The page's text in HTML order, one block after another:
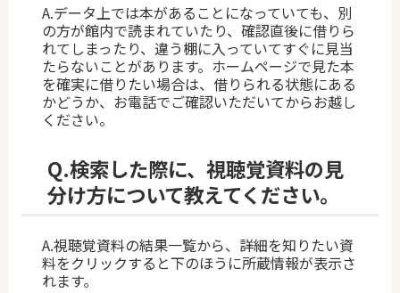
A.データ上では本があることになっていても、別
の方が館内で読まれていたり、確認直後に借りら
れてしまったり、違う棚に入っていてすぐに見当
たらないことがあります。ホームページで見た本
を確実に借りたい場合は、借りられる状態にある
かどうか、お電話でご確認いただいてからお越し
ください。
Q.検索した際に、視聴覚資料の見
分け方について教えてください。
A.視聴覚資料の結果一覧から、詳細を知りたい資
料をクリックすると下のほうに所蔵情報が表示さ
れます。